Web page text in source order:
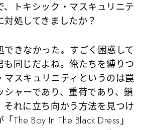
、トキシック・マスキュリニテ
処してきましたか？
できなかった。すごく困惑して
も同じだよね。俺たちを縛りつ
マスキュリニティというのは罠
シャーであり、重荷であり、鎖
それに立ち向かう方法を見つけ
The Boy In The Black Dress」